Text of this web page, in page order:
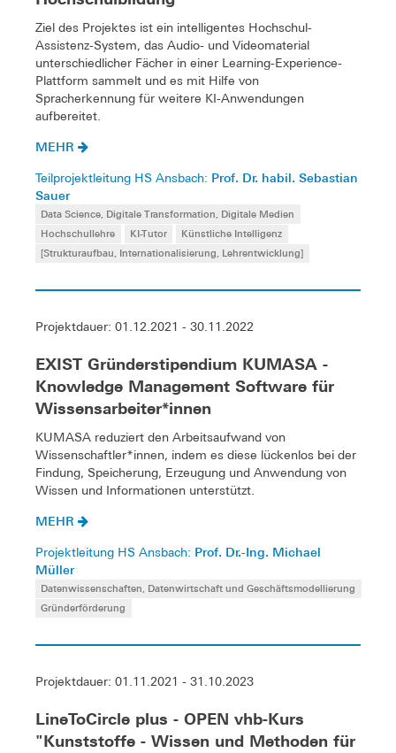
Ziel des Projektes ist ein intelligentes Hochschul-
Assistenz-System, das Audio- und Videomaterial
unterschiedlicher Fächer in einer Learning-Experience-
Plattform sammelt und es mit Hilfe von
Spracherkennung für weitere KI-Anwendungen
aufbereitet.
MEHR
Teilprojektleitung HS Ansbach: Prof. Dr. habil. Sebastian
Sauer
Data Science, Digitale Transformation, Digitale Medien
Hochschullehre
KI-Tutor
Künstliche Intelligenz
[Strukturaufbau, Internationalisierung, Lehrentwicklung]
Projektdauer: 01.12.2021 - 30.11.2022
EXIST Gründerstipendium KUMASA -
Knowledge Management Software für
Wissensarbeiter*innen
KUMASA reduziert den Arbeitsaufwand von
Wissenschaftler*innen, indem es diese lückenlos bei der
Findung, Speicherung, Erzeugung und Anwendung von
Wissen und Informationen unterstützt.
MEHR
Projektleitung HS Ansbach: Prof. Dr.-Ing. Michael
Müller
Datenwissenschaften, Datenwirtschaft und Geschäftsmodellierung
Gründerförderung
Projektdauer: 01.11.2021 - 31.10.2023
LineToCircle plus - OPEN vhb-Kurs
"Kunststoffe - Wissen und Methoden für